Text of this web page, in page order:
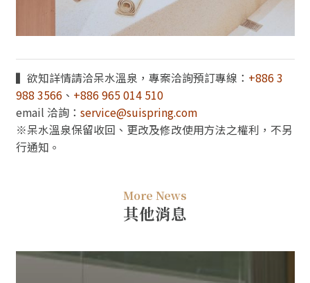
▍欲知詳情請洽呆水溫泉，專案洽詢預訂專線： +886 3
988 3566、 +886 965 014 510
email 洽詢： service@suispring.com
※呆水溫泉保留收回、更改及修改使用方法之權利，不另
行通知。
More News
其他消息